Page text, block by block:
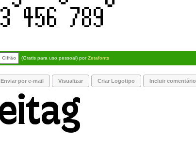
Cifrão (Gratis para uso pessoal) porZetafonts
Enviar por e-mail Visualizar Criar Logotipo Incluir comentário